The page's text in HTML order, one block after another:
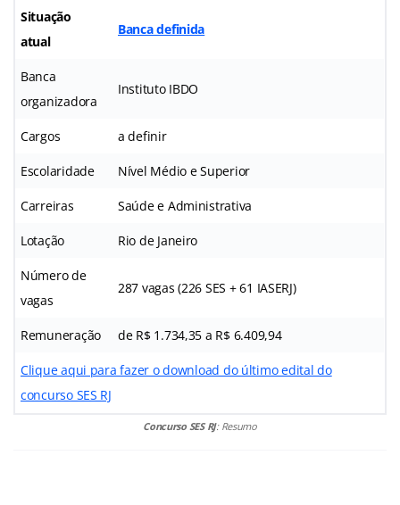
Situação
atual
Banca definida
Banca
organizadora
Instituto IBDO
Cargos a definir
Escolaridade Nível Médio e Superior
Carreiras Saúde e Administrativa
Lotação Rio de Janeiro
Número de
vagas
287 vagas (226 SES + 61 IASERJ)
Remuneração de R$ 1.734,35 a R$ 6.409,94
Clique aqui para fazer o download do último edital do
concurso SES RJ
Concurso SES RJ: Resumo